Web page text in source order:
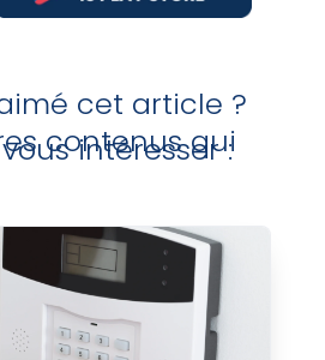
cet article ?
contenus qui
intéresser :